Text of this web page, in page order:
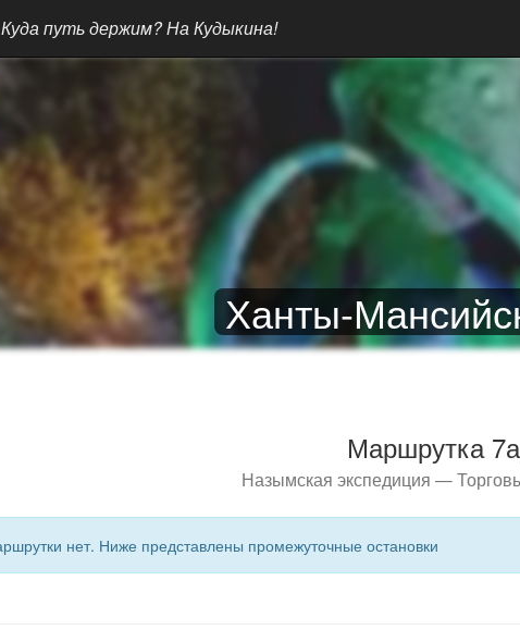
Куда путь держим? На Кудыкина!
Ханты-
Маршрутка
Назымская экспедиция —
нет. Ниже представлены промежуточные остановки